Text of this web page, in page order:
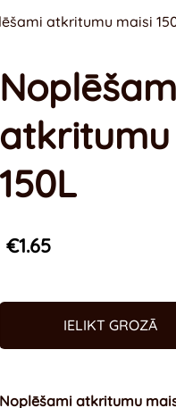
atkritumu maisi
150L
€1.65
IELIKT GROZĀ
Noplēšami atkritumu